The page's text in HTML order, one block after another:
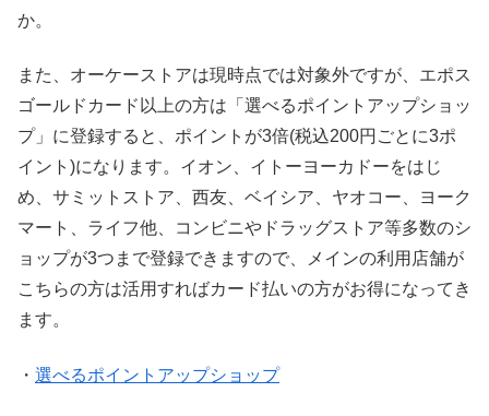
か。
また、オーケーストアは現時点では対象外ですが、エポス
ゴールドカード以上の方は「選べるポイントアップショッ
プ」に登録すると、ポイントが3倍(税込200円ごとに3ポ
イント)になります。イオン、イトーヨーカドーをはじ
め、サミットストア、西友、ベイシア、ヤオコー、ヨーク
マート、ライフ他、コンビニやドラッグストア等多数のシ
ョップが3つまで登録できますので、メインの利用店舗が
こちらの方は活用すればカード払いの方がお得になってき
ます。
・ 選べるポイントアップショップ